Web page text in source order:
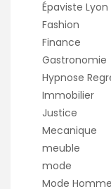
Épaviste Lyon
Fashion
Finance
Gastronomie
Hypnose
Immobilier
Justice
Mecanique
meuble
mode
Mode Homme